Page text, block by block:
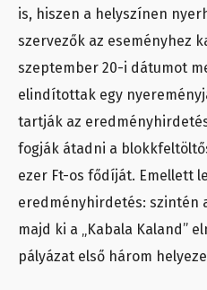
is, hiszen a helyszínen
szervezők az eseményhez
szeptember 20-i dátumot
elindítottak egy
tartják az
fogják átadni a
ezer Ft-os fődíját. Emellett
eredményhirdetés: szintén
majd ki a „Kabala Kaland”
pályázat első három